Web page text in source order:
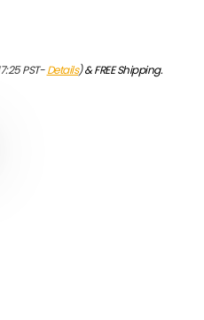
PST-Details)&FREE Shipping.